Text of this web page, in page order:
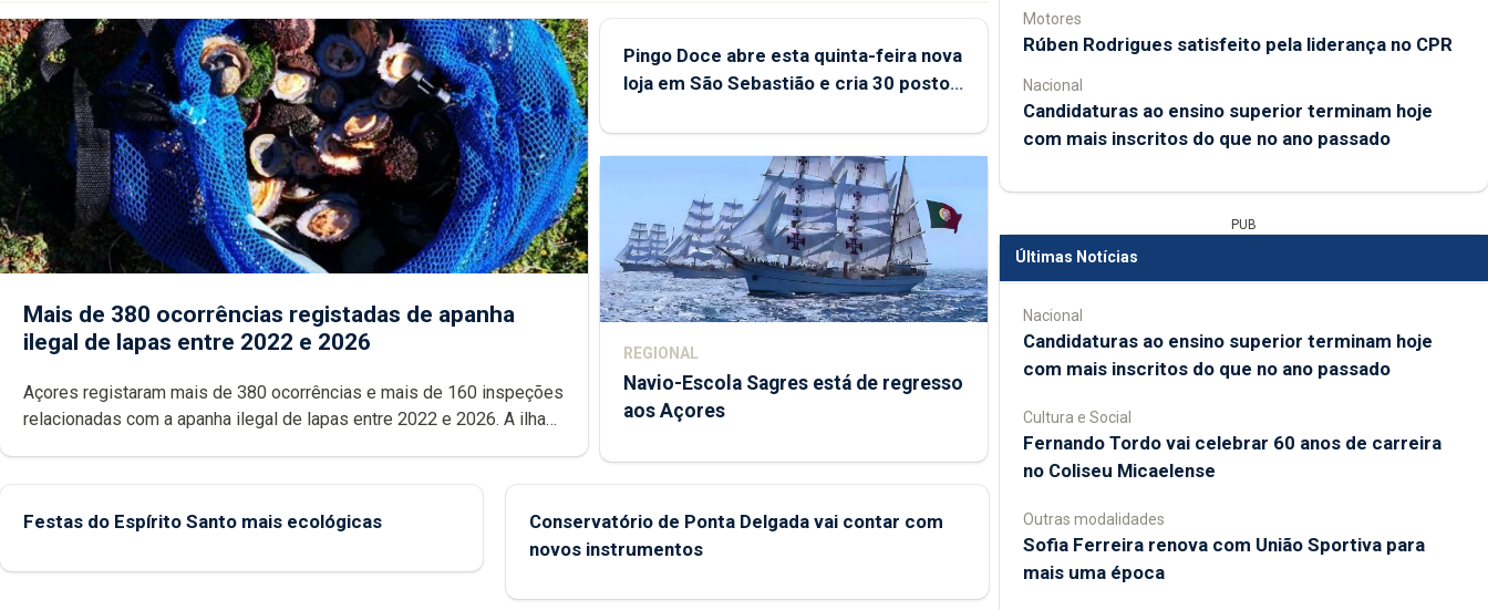
Mais de 380 ocorrências registadas de apanha
ilegal de lapas entre 2022 e 2026
Açores registaram mais de 380 ocorrências e mais de 160 inspeções
relacionadas com a apanha ilegal de lapas entre 2022 e 2026. A ilha
Pingo Doce abre esta quinta-feira nova
loja em São Sebastião e cria 30 postos
REGIONAL
Navio-Escola Sagres está de regresso
aos Açores
Festas do Espírito Santo mais ecológicas
Conservatório de Ponta Delgada vai contar com
novos instrumentos
Motores
Rúben Rodrigues satisfeito pela liderança no CPR
Nacional
Candidaturas ao ensino superior terminam hoje
com mais inscritos do que no ano passado
PUB
Últimas Notícias
Nacional
Candidaturas ao ensino superior terminam hoje
com mais inscritos do que no ano passado
Cultura e Social
Fernando Tordo vai celebrar 60 anos de carreira
no Coliseu Micaelense
Outras modalidades
Sofia Ferreira renova com União Sportiva para
mais uma época